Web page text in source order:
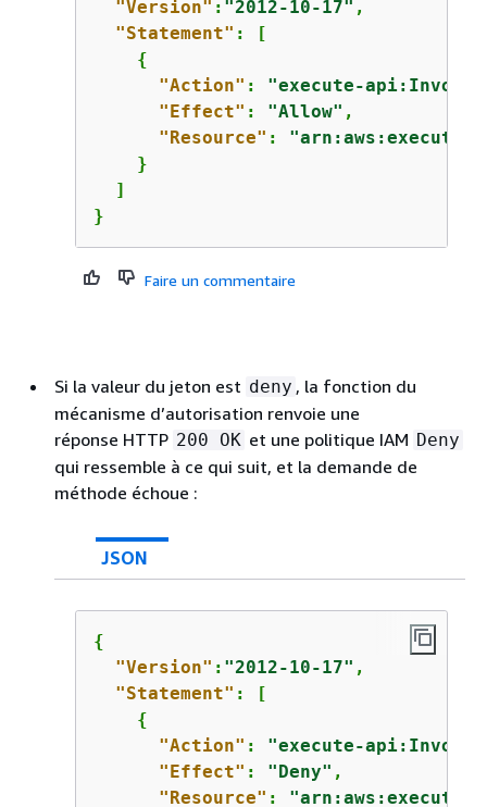
"Version" : "2012-10-17" ,
"Statement" : [
{
"Action" : "execute-api:Invoke"
"Effect" : "Allow" ,
"Resource" : "arn:aws:execute-
    }
  ]
}
Faire un commentaire
Si la valeur du jeton est deny , la fonction du
mécanisme d’autorisation renvoie une
réponse HTTP 200 OK et une politique IAM Deny
qui ressemble à ce qui suit, et la demande de
méthode échoue :
JSON
{
"Version" : "2012-10-17" ,
"Statement" : [
{
"Action" : "execute-api:Invoke"
"Effect" : "Deny" ,
"Resource" : "arn:aws:execute-